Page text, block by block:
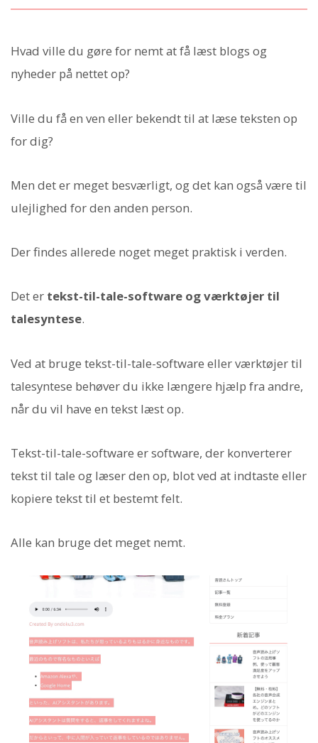
Hvad ville du gøre for nemt at få læst blogs og
nyheder på nettet op?
Ville du få en ven eller bekendt til at læse teksten op
for dig?
Men det er meget besværligt, og det kan også være til
ulejlighed for den anden person.
Der findes allerede noget meget praktisk i verden.
Det er tekst-til-tale-software og værktøjer til
talesyntese.
Ved at bruge tekst-til-tale-software eller værktøjer til
talesyntese behøver du ikke længere hjælp fra andre,
når du vil have en tekst læst op.
Tekst-til-tale-software er software, der konverterer
tekst til tale og læser den op, blot ved at indtaste eller
kopiere tekst til et bestemt felt.
Alle kan bruge det meget nemt.